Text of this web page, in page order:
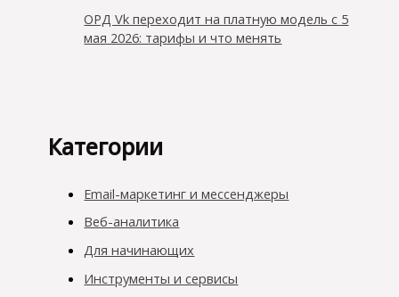
ОРД Vk переходит на платную модель с 5
мая 2026: тарифы и что менять
Категории
Email-маркетинг и мессенджеры
Веб-аналитика
Для начинающих
Инструменты и сервисы